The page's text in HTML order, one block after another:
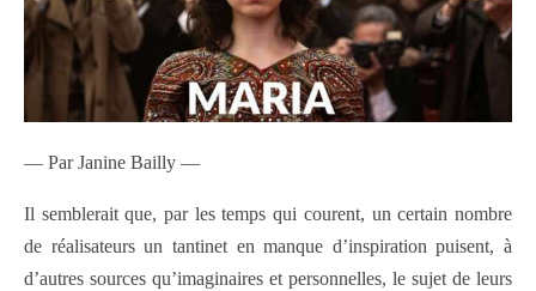
— Par Janine Bailly —
Il semblerait que, par les temps qui courent, un certain nombre
de réalisateurs un tantinet en manque d’inspiration puisent, à
d’autres sources qu’imaginaires et personnelles, le sujet de leurs